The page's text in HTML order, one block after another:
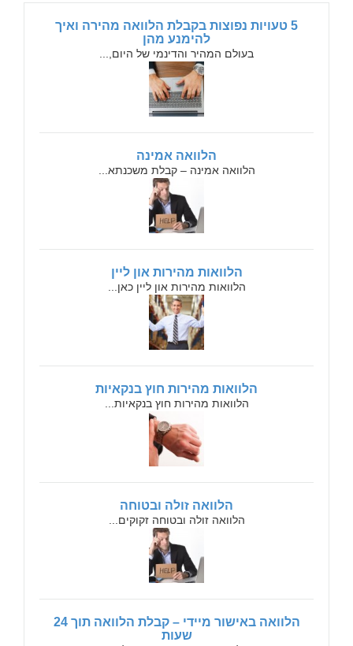
5 טעויות נפוצות בקבלת הלוואה מהירה ואיך
להימנע מהן
בעולם המהיר והדינמי של היום,...
הלוואה אמינה
הלוואה אמינה – קבלת משכנתא...
הלוואות מהירות און ליין
הלוואות מהירות און ליין כאן...
הלוואות מהירות חוץ בנקאיות
הלוואות מהירות חוץ בנקאיות...
הלוואה זולה ובטוחה
הלוואה זולה ובטוחה זקוקים...
הלוואה באישור מיידי – קבלת הלוואה תוך 24
שעות